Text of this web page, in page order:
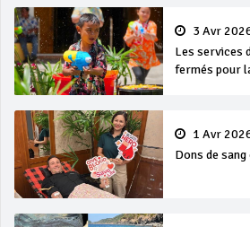
3 Avr
Les services
fermés pour
1 Avr
Dons de